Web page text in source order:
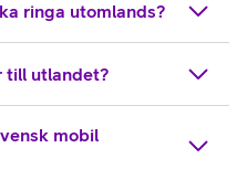
ringa utomlands?
till utlandet?
mobil